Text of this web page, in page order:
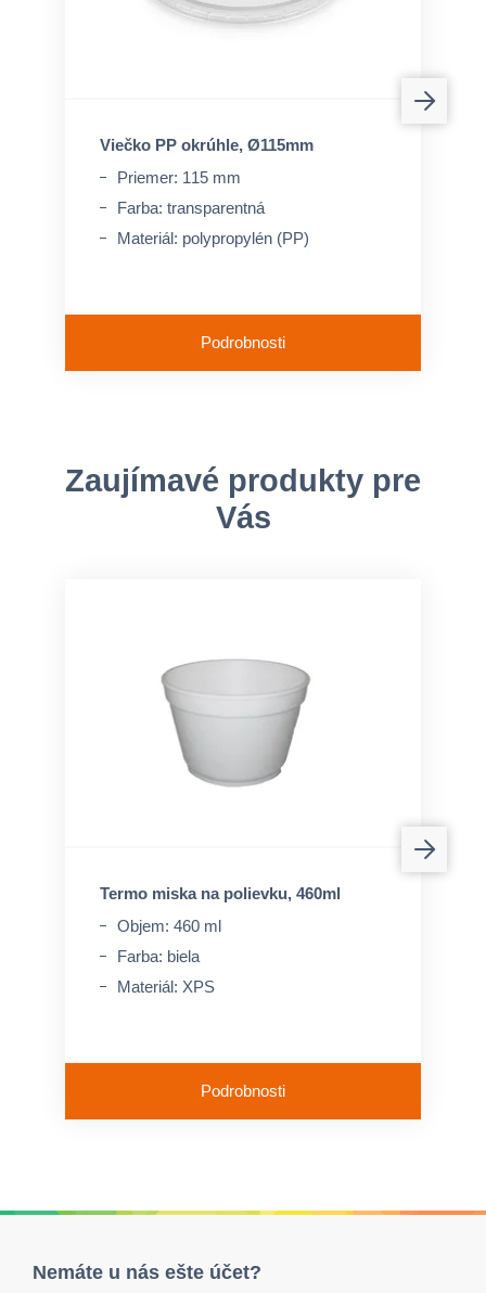
Viečko PP okrúhle, Ø115mm
Priemer: 115 mm
Farba: transparentná
Materiál: polypropylén (PP)
Podrobnosti
Zaujímavé produkty pre
Vás
Termo miska na polievku, 460ml
Objem: 460 ml
Farba: biela
Materiál: XPS
Podrobnosti
Nemáte u nás ešte účet?